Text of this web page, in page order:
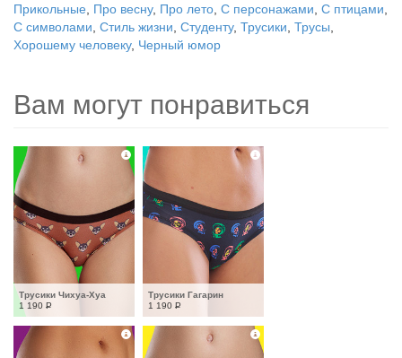
Прикольные
Про весну, Про лето С персонажами С птицами
С символами Стиль жизни Студенту, Трусики Трусы
Хорошему человеку, Черный юмор
Вам могут понравиться
Трусики Чихуа-Хуа
1 190 Р
Трусики Гагарин
1 190 Р